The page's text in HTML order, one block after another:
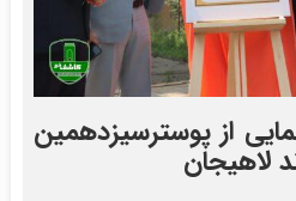
از پوسترسیزدهمین
لاهیجان